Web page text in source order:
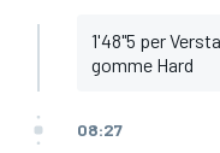
1'48"5 per
gomme Hard
08:27